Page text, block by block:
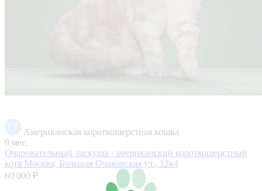
Американская короткошерстная кошка
9 мес.
Очаровательный ласкуша - американский короткошерстный
котя Москва, Большая Очаковская ул., 12к4
60 000 ₽